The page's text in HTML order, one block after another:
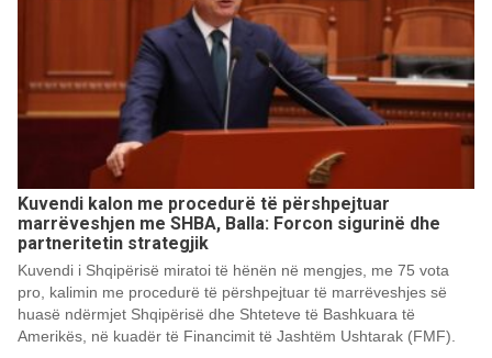
Kuvendi kalon me procedurë të përshpejtuar
marrëveshjen me SHBA, Balla: Forcon sigurinë dhe
partneritetin strategjik
Kuvendi i Shqipërisë miratoi të hënën në mengjes, me 75 vota
pro, kalimin me procedurë të përshpejtuar të marrëveshjes së
huasë ndërmjet Shqipërisë dhe Shteteve të Bashkuara të
Amerikës, në kuadër të Financimit të Jashtëm Ushtarak (FMF).